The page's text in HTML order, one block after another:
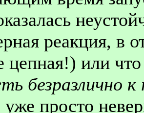
реакция, в
цепная!) или
безразлично
уже просто